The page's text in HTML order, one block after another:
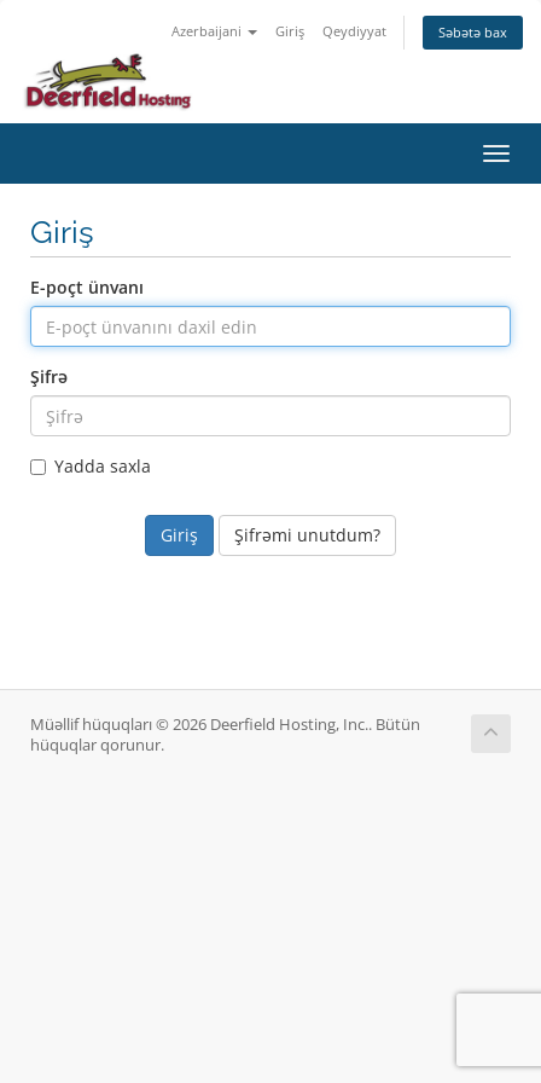
Azerbaijani Giriş Qeydiyyat Səbətə bax
Giriş
E-poçt ünvanı
Şifrə
Yadda saxla
Şifrəmi unutdum?
Müəllif hüquqları © 2026 Deerfield Hosting, Inc.. Bütün
hüquqlar qorunur.